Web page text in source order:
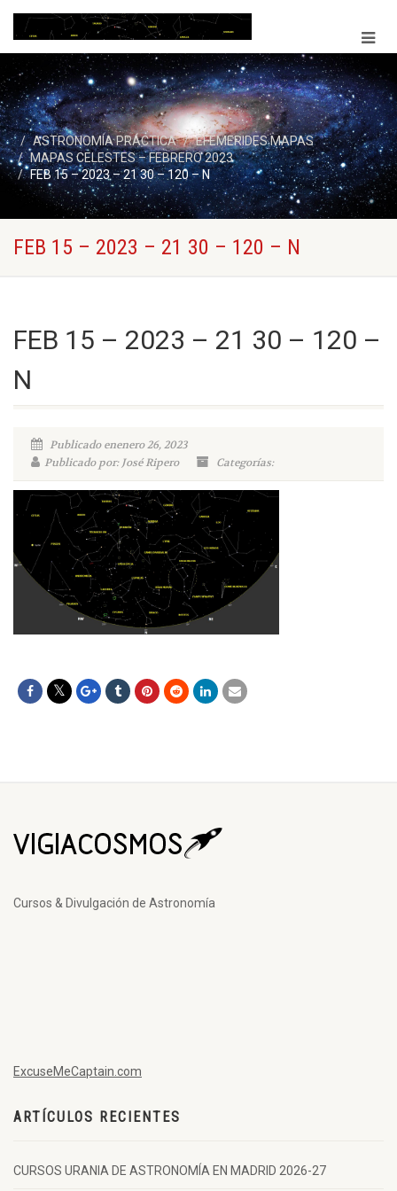
ASTRONOMÍA PRÁCTICA
EFEMERIDES MAPAS
MAPAS CELESTES – FEBRERO 2023
FEB 15 – 2023 – 21 30 – 120 – N
FEB 15 – 2023 – 21 30 – 120 – N
FEB 15 – 2023 – 21 30 – 120 –
N
Publicado enenero 26, 2023
Publicado por: José Ripero
Categorías:
Cursos & Divulgación de Astronomía
ExcuseMeCaptain.com
ARTÍCULOS RECIENTES
CURSOS URANIA DE ASTRONOMÍA EN MADRID 2026-27